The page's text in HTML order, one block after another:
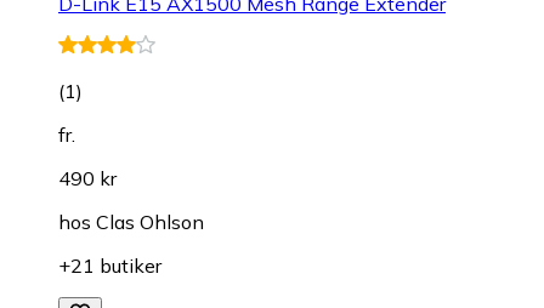
(1)
fr.
490 kr
hos Clas Ohlson
+21 butiker